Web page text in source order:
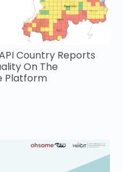
Country Reports
On The
Platform